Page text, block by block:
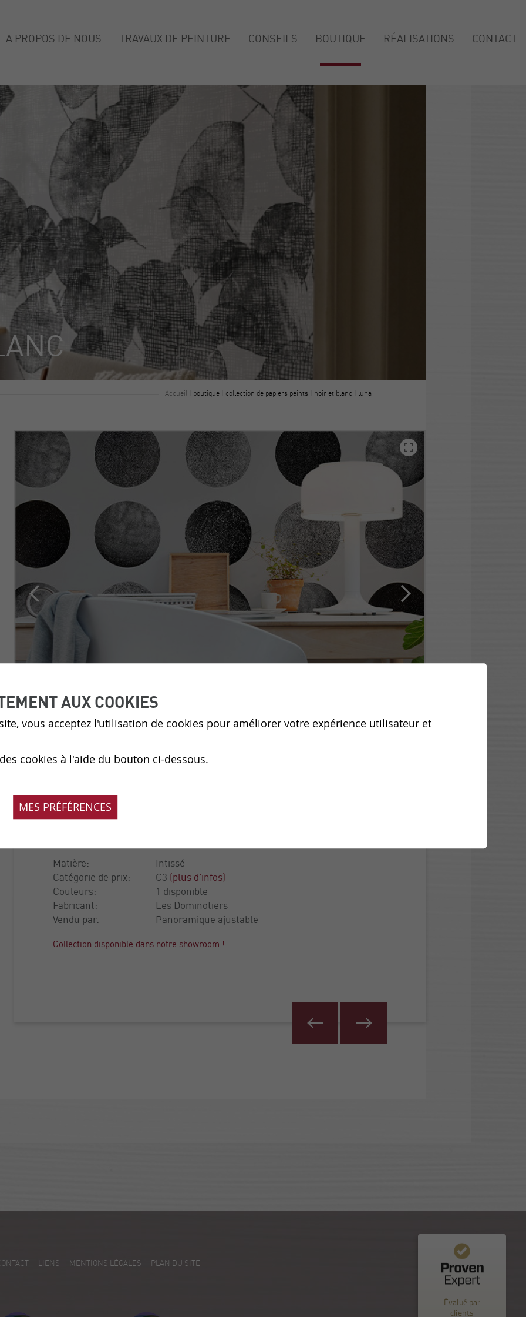
A PROPOS DE NOUS TRAVAUX DE PEINTURE CONSEILS BOUTIQUE RÉALISATIONS CONTACT
Accueil| boutique| collection de papiers peints noir et blanc luna
LUNA
COLLECTION:
Matière:
Intissé
Catégorie de prix:
C3 (plus d'infos)
Couleurs:
1 disponible
Fabricant:
Les Dominotiers
Vendu par:
Panoramique ajustable
Collection disponible dans notre showroom !
Évalué par
clients
Commentaires et expériences des clients pour
100
%
LIENS MENTIONS LÉGALES PLAN DU SITE
AUX COOKIES
vous acceptez l'utilisation de cookies pour améliorer votre expérience utilisateur et
cookies à l'aide du bouton ci-dessous.
MES PRÉFÉRENCES